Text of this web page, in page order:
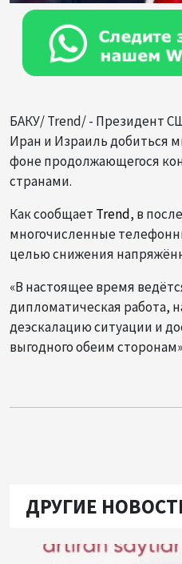
БАКУ/ Trend/ - Президент
Иран и Израиль добиться
фоне продолжающегося
странами.
Как сообщает Trend, в
многочисленные
целью снижения
«В настоящее время
дипломатическая работа,
деэскалацию ситуации и
выгодного обеим
ДРУГИЕ